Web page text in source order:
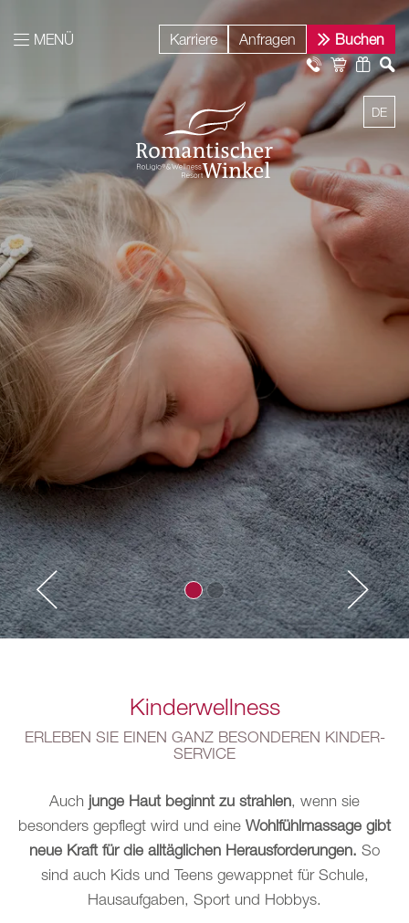
MENÜ
DE
Karriere Anfragen Buchen
Kinderwellness
ERLEBEN SIE EINEN GANZ BESONDEREN KINDER-
SERVICE
Auch junge Haut beginnt zu strahlen, wenn sie
besonders gepflegt wird und eine Wohlfühlmassage gibt
neue Kraft für die alltäglichen Herausforderungen. So
sind auch Kids und Teens gewappnet für Schule,
Hausaufgaben, Sport und Hobbys.